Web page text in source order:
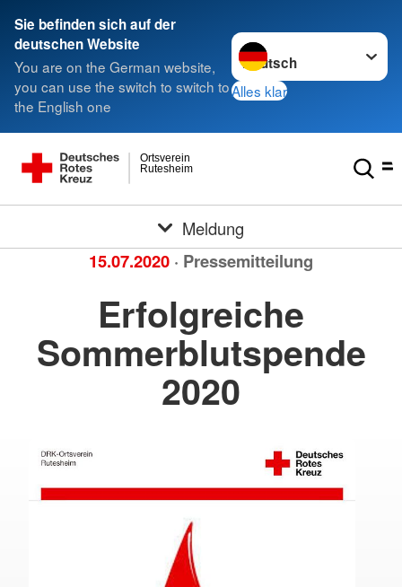
Sie befinden sich auf der
deutschen Website
You are on the German website,
you can use the switch to switch to
the English one
Sprache wechseln zu
Alles klar
Rutesheim
Ortsverein
Meldung
15.07.2020 · Pressemitteilung
Erfolgreiche
Sommerblutspende
2020